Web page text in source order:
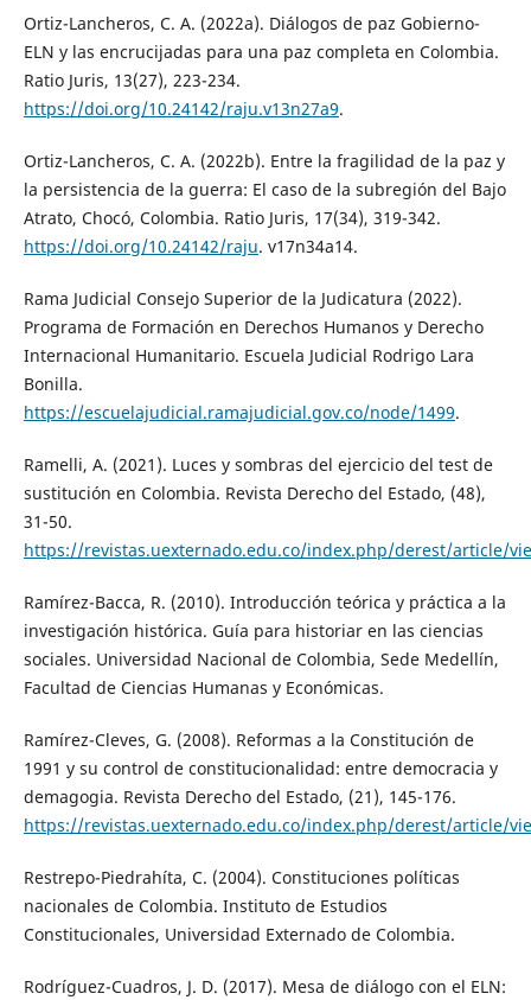
Ortiz-Lancheros, C. A. (2022a). Diálogos de paz Gobierno-
ELN y las encrucijadas para una paz completa en Colombia.
Ratio Juris, 13(27), 223-234.
https://doi.org/10.24142/raju.v13n27a9.
Ortiz-Lancheros, C. A. (2022b). Entre la fragilidad de la paz y
la persistencia de la guerra: El caso de la subregión del Bajo
Atrato, Chocó, Colombia. Ratio Juris, 17(34), 319-342.
https://doi.org/10.24142/raju. v17n34a14.
Rama Judicial Consejo Superior de la Judicatura (2022).
Programa de Formación en Derechos Humanos y Derecho
Internacional Humanitario. Escuela Judicial Rodrigo Lara
Bonilla.
https://escuelajudicial.ramajudicial.gov.co/node/1499.
Ramelli, A. (2021). Luces y sombras del ejercicio del test de
sustitución en Colombia. Revista Derecho del Estado, (48),
31-50.
https://revistas.uexternado.edu.co/index.php/derest/article/
Ramírez-Bacca, R. (2010). Introducción teórica y práctica a la
investigación histórica. Guía para historiar en las ciencias
sociales. Universidad Nacional de Colombia, Sede Medellín,
Facultad de Ciencias Humanas y Económicas.
Ramírez-Cleves, G. (2008). Reformas a la Constitución de
1991 y su control de constitucionalidad: entre democracia y
demagogia. Revista Derecho del Estado, (21), 145-176.
https://revistas.uexternado.edu.co/index.php/derest/article/
Restrepo-Piedrahíta, C. (2004). Constituciones políticas
nacionales de Colombia. Instituto de Estudios
Constitucionales, Universidad Externado de Colombia.
Rodríguez-Cuadros, J. D. (2017). Mesa de diálogo con el ELN: